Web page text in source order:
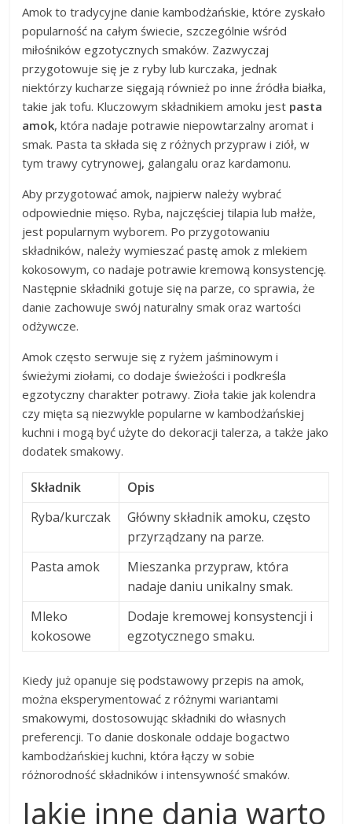
Amok to tradycyjne danie kambodżańskie, które zyskało
popularność na całym świecie, szczególnie wśród
miłośników egzotycznych smaków. Zazwyczaj
przygotowuje się je z ryby lub kurczaka, jednak
niektórzy kucharze sięgają również po inne źródła białka,
takie jak tofu. Kluczowym składnikiem amoku jest pasta
amok, która nadaje potrawie niepowtarzalny aromat i
smak. Pasta ta składa się z różnych przypraw i ziół, w
tym trawy cytrynowej, galangalu oraz kardamonu.
Aby przygotować amok, najpierw należy wybrać
odpowiednie mięso. Ryba, najczęściej tilapia lub małże,
jest popularnym wyborem. Po przygotowaniu
składników, należy wymieszać pastę amok z mlekiem
kokosowym, co nadaje potrawie kremową konsystencję.
Następnie składniki gotuje się na parze, co sprawia, że
danie zachowuje swój naturalny smak oraz wartości
odżywcze.
Amok często serwuje się z ryżem jaśminowym i
świeżymi ziołami, co dodaje świeżości i podkreśla
egzotyczny charakter potrawy. Zioła takie jak kolendra
czy mięta są niezwykle popularne w kambodżańskiej
kuchni i mogą być użyte do dekoracji talerza, a także jako
dodatek smakowy.
Składnik
Opis
Ryba/kurczak
Główny składnik amoku, często
przyrządzany na parze.
Pasta amok
Mieszanka przypraw, która
nadaje daniu unikalny smak.
Mleko
kokosowe
Dodaje kremowej konsystencji i
egzotycznego smaku.
Kiedy już opanuje się podstawowy przepis na amok,
można eksperymentować z różnymi wariantami
smakowymi, dostosowując składniki do własnych
preferencji. To danie doskonale oddaje bogactwo
kambodżańskiej kuchni, która łączy w sobie
różnorodność składników i intensywność smaków.
Jakie inne dania warto